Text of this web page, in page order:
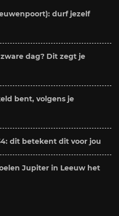
durf jezelf
dag? Dit zegt je
bent, volgens je
dit betekent dit voor jou
Jupiter in Leeuw het